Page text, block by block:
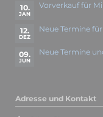
10.
JAN
Vorverkauf für
12.
DEZ
Neue Termine
09.
JUN
Neue Termine
Adresse und Kontakt